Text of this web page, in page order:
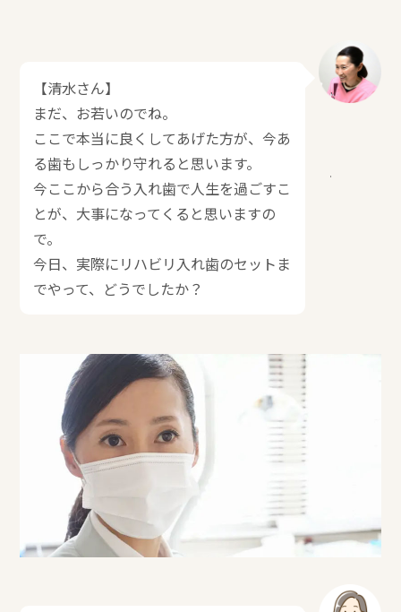
【清水さん】
まだ、お若いのでね。
ここで本当に良くしてあげた方が、今あ
る歯もしっかり守れると思います。
今ここから合う入れ歯で人生を過ごすこ
とが、大事になってくると思いますの
で。
今日、実際にリハビリ入れ歯のセットま
でやって、どうでしたか？